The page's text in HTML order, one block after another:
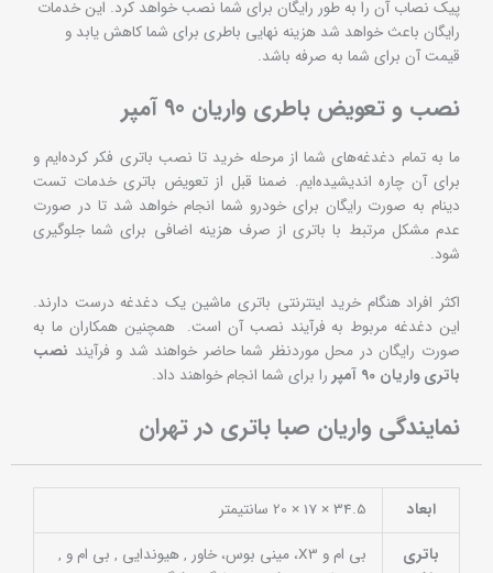
پیک نصاب آن را به طور رایگان برای شما نصب خواهد کرد. این خدمات
رایگان باعث خواهد شد هزینه نهایی باطری برای شما کاهش یابد و
قیمت آن برای شما به صرفه باشد.
نصب و تعویض باطری واریان 90 آمپر
ما به تمام دغدغه‌های شما از مرحله خرید تا نصب باتری فکر کرده‌ایم و
برای آن چاره اندیشیده‌ایم. ضمنا قبل از تعویض باتری خدمات تست
دینام به صورت رایگان برای خودرو شما انجام خواهد شد تا در صورت
عدم مشکل مرتبط با باتری از صرف هزینه اضافی برای شما جلوگیری
شود.
اکثر افراد هنگام خرید اینترنتی باتری ماشین یک دغدغه درست دارند.
این دغدغه مربوط به فرآیند نصب آن است. همچنین همکاران ما به
صورت رایگان در محل موردنظر شما حاضر خواهند شد و فرآیند نصب
باتری واریان 90 آمپر
را برای شما انجام خواهند داد.
نمایندگی واریان صبا باتری در تهران
ابعاد
34.5 × 17 × 20 سانتیمتر
باتری
بی ام و X3، مینی بوس، خاور , هیوندایی , بی ام و ,